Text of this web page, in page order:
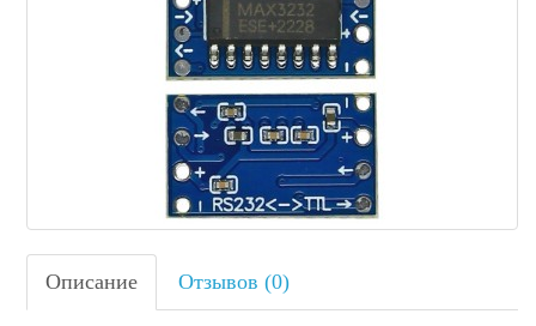
Описание Отзывов (0)